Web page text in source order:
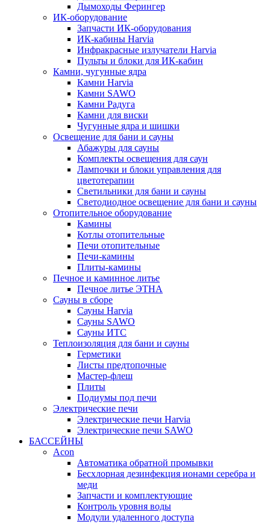
Дымоходы Ферингер
ИК-оборудование
Запчасти ИК-оборудования
ИК-кабины Harvia
Инфракрасные излучатели Harvia
Пульты и блоки для ИК-кабин
Камни, чугунные ядра
Камни Harvia
Камни SAWO
Камни Радуга
Камни для виски
Чугунные ядра и шишки
Освещение для бани и сауны
Абажуры для сауны
Комплекты освещения для саун
Лампочки и блоки управления для
цветотерапии
Светильники для бани и сауны
Светодиодное освещение для бани и сауны
Отопительное оборудование
Камины
Котлы отопительные
Печи отопительные
Печи-камины
Плиты-камины
Печное и каминное литье
Печное литье ЭТНА
Сауны в сборе
Cауны Harvia
Сауны SAWO
Сауны ИТС
Теплоизоляция для бани и сауны
Герметики
Листы предтопочные
Мастер-флеш
Плиты
Подиумы под печи
Электрические печи
Электрические печи Harvia
Электрические печи SAWO
БАССЕЙНЫ
Acon
Автоматика обратной промывки
Беcхлорная дезинфекция ионами серебра и
меди
Запчасти и комплектующие
Контроль уровня воды
Модули удаленного доступа